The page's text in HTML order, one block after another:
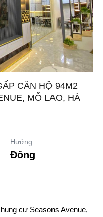
CĂN HỘ 94M2
MỖ LAO, HÀ
Hướng:
Đông
cư Seasons Avenue,